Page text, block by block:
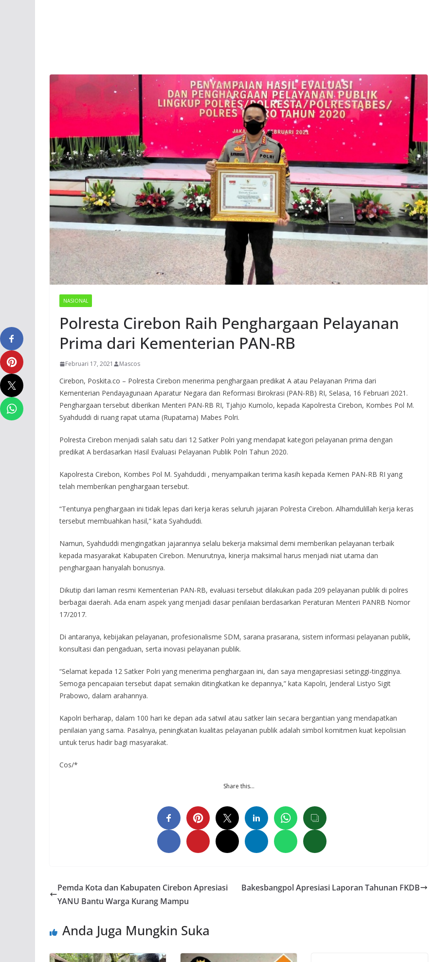
NASIONAL
Polresta Cirebon Raih Penghargaan Pelayanan
Prima dari Kementerian PAN-RB
Februari 17, 2021 Mascos
Cirebon, Poskita.co – Polresta Cirebon menerima penghargaan predikat A atau Pelayanan Prima dari
Kementerian Pendayagunaan Aparatur Negara dan Reformasi Birokrasi (PAN-RB) RI, Selasa, 16 Februari 2021.
Penghargaan tersebut diberikan Menteri PAN-RB RI, Tjahjo Kumolo, kepada Kapolresta Cirebon, Kombes Pol M.
Syahduddi di ruang rapat utama (Rupatama) Mabes Polri.
Polresta Cirebon menjadi salah satu dari 12 Satker Polri yang mendapat kategori pelayanan prima dengan
predikat A berdasarkan Hasil Evaluasi Pelayanan Publik Polri Tahun 2020.
Kapolresta Cirebon, Kombes Pol M. Syahduddi , menyampaikan terima kasih kepada Kemen PAN-RB RI yang
telah memberikan penghargaan tersebut.
“Tentunya penghargaan ini tidak lepas dari kerja keras seluruh jajaran Polresta Cirebon. Alhamdulillah kerja keras
tersebut membuahkan hasil,” kata Syahduddi.
Namun, Syahduddi mengingatkan jajarannya selalu bekerja maksimal demi memberikan pelayanan terbaik
kepada masyarakat Kabupaten Cirebon. Menurutnya, kinerja maksimal harus menjadi niat utama dan
penghargaan hanyalah bonusnya.
Dikutip dari laman resmi Kementerian PAN-RB, evaluasi tersebut dilakukan pada 209 pelayanan publik di polres
berbagai daerah. Ada enam aspek yang menjadi dasar penilaian berdasarkan Peraturan Menteri PANRB Nomor
17/2017.
Di antaranya, kebijakan pelayanan, profesionalisme SDM, sarana prasarana, sistem informasi pelayanan publik,
konsultasi dan pengaduan, serta inovasi pelayanan publik.
“Selamat kepada 12 Satker Polri yang menerima penghargaan ini, dan saya mengapresiasi setinggi-tingginya.
Semoga pencapaian tersebut dapat semakin ditingkatkan ke depannya,” kata Kapolri, Jenderal Listyo Sigit
Prabowo, dalam arahannya.
Kapolri berharap, dalam 100 hari ke depan ada satwil atau satker lain secara bergantian yang mendapatkan
penilaian yang sama. Pasalnya, peningkatan kualitas pelayanan publik adalah simbol komitmen kuat kepolisian
untuk terus hadir bagi masyarakat.
Cos/*
Share this…
Pemda Kota dan Kabupaten Cirebon Apresiasi
YANU Bantu Warga Kurang Mampu
Bakesbangpol Apresiasi Laporan Tahunan FKDB
Anda Juga Mungkin Suka